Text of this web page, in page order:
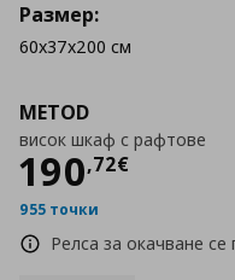
METOD
висок шкаф с рафтове
190,72€
Цена
955 точки
Релса за окачване
Размер:
60x37x200 см